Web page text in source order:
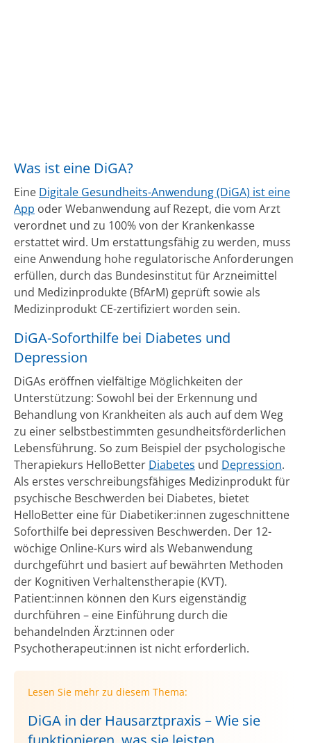
Was ist eine DiGA?
Eine Digitale Gesundheits-Anwendung (DiGA) ist eine
App oder Webanwendung auf Rezept, die vom Arzt
verordnet und zu 100% von der Krankenkasse
erstattet wird. Um erstattungsfähig zu werden, muss
eine Anwendung hohe regulatorische Anforderungen
erfüllen, durch das Bundesinstitut für Arzneimittel
und Medizinprodukte (BfArM) geprüft sowie als
Medizinprodukt CE-zertifiziert worden sein.
DiGA-Soforthilfe bei Diabetes und
Depression
DiGAs eröffnen vielfältige Möglichkeiten der
Unterstützung: Sowohl bei der Erkennung und
Behandlung von Krankheiten als auch auf dem Weg
zu einer selbstbestimmten gesundheitsförderlichen
Lebensführung. So zum Beispiel der psychologische
Therapiekurs HelloBetter Diabetes und Depression.
Als erstes verschreibungsfähiges Medizinprodukt für
psychische Beschwerden bei Diabetes, bietet
HelloBetter eine für Diabetiker:innen zugeschnittene
Soforthilfe bei depressiven Beschwerden. Der 12-
wöchige Online-Kurs wird als Webanwendung
durchgeführt und basiert auf bewährten Methoden
der Kognitiven Verhaltenstherapie (KVT).
Patient:innen können den Kurs eigenständig
durchführen – eine Einführung durch die
behandelnden Ärzt:innen oder
Psychotherapeut:innen ist nicht erforderlich.
Lesen Sie mehr zu diesem Thema:
DiGA in der Hausarztpraxis – Wie sie